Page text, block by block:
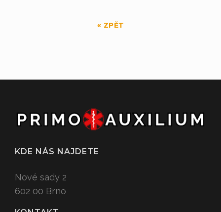
« ZPĚT
KDE NÁS NAJDETE
Nové sady 2
602 00 Brno